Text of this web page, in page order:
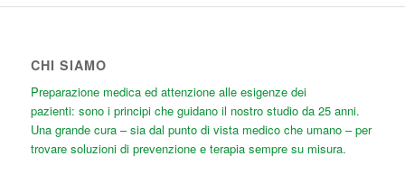
CHI SIAMO
Preparazione medica ed attenzione alle esigenze dei
pazienti: sono i principi che guidano il nostro studio da 25 anni.
Una grande cura – sia dal punto di vista medico che umano – per
trovare soluzioni di prevenzione e terapia sempre su misura.